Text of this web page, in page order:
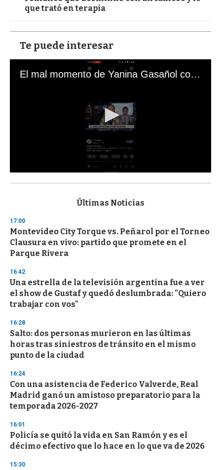
que trató en terapia
Te puede interesar
El mal momento de Yanina Gasañol con un hincha argentino en "Subrayado"
s
d
s
o
f
3
s
e
c
o
n
s
Últimas Noticias
17:00
Montevideo City Torque vs. Peñarol por el Torneo
Clausura en vivo: partido que promete en el
Parque Rivera
16:42
Una estrella de la televisión argentina fue a ver
el show de Gustaf y quedó deslumbrada: "Quiero
trabajar con vos"
16:28
Salto: dos personas murieron en las últimas
horas tras siniestros de tránsito en el mismo
punto de la ciudad
16:24
Con una asistencia de Federico Valverde, Real
Madrid ganó un amistoso preparatorio para la
temporada 2026-2027
16:01
Policía se quitó la vida en San Ramón y es el
décimo efectivo que lo hace en lo que va de 2026
15:30